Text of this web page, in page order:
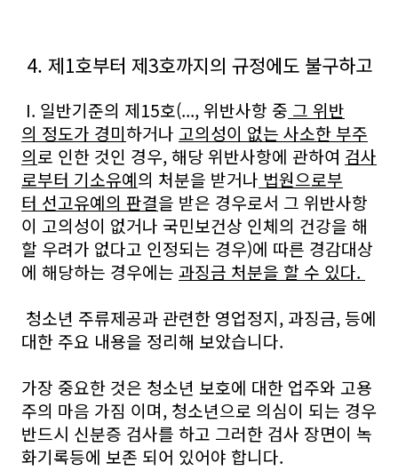
4. 제1호부터 제3호까지의 규정에도 불구하고
I. 일반기준의 제15호(..., 위반사항 중 그 위반
의 정도가 경미하거나 고의성이 없는 사소한 부주
의로 인한 것인 경우, 해당 위반사항에 관하여 검사
로부터 기소유예의 처분을 받거나 법원으로부
터 선고유예의 판결을 받은 경우로서 그 위반사항
이 고의성이 없거나 국민보건상 인체의 건강을 해
할 우려가 없다고 인정되는 경우)에 따른 경감대상
에 해당하는 경우에는 과징금 처분을 할 수 있다.
청소년 주류제공과 관련한 영업정지, 과징금, 등에
대한 주요 내용을 정리해 보았습니다.
가장 중요한 것은 청소년 보호에 대한 업주와 고용
주의 마음 가짐 이며, 청소년으로 의심이 되는 경우
반드시 신분증 검사를 하고 그러한 검사 장면이 녹
화기록등에 보존 되어 있어야 합니다.